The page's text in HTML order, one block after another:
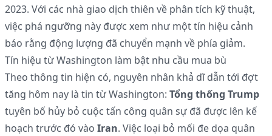
2023. Với các nhà giao dịch thiên về phân tích kỹ thuật,
việc phá ngưỡng này được xem như một tín hiệu cảnh
báo rằng động lượng đã chuyển mạnh về phía giảm.
Tín hiệu từ Washington làm bật nhu cầu mua bù
Theo thông tin hiện có, nguyên nhân khả dĩ dẫn tới đợt
tăng hôm nay là tin từ Washington: Tổng thống Trump
tuyên bố hủy bỏ cuộc tấn công quân sự đã được lên kế
hoạch trước đó vào Iran. Việc loại bỏ mối đe dọa quân